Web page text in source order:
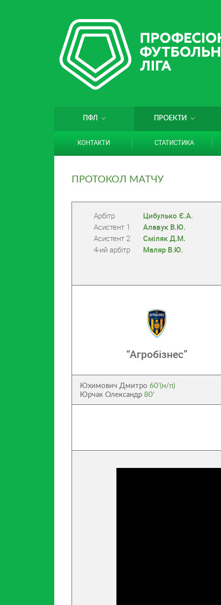
ПФЛ ПРОЕКТИ
КОНТАКТИ СТАТИСТИКА
ПРОТОКОЛ МАТЧУ
Арбітр
Цибулько Є.А.
Асистент 1
Алавук В.Ю.
Асистент 2
Сміляк Д.М.
4-ий арбітр
Маляр В.Ю.
“Агробізнес”
Юхимович Дмитро60’(н/п)
Юрчак Олександр80’